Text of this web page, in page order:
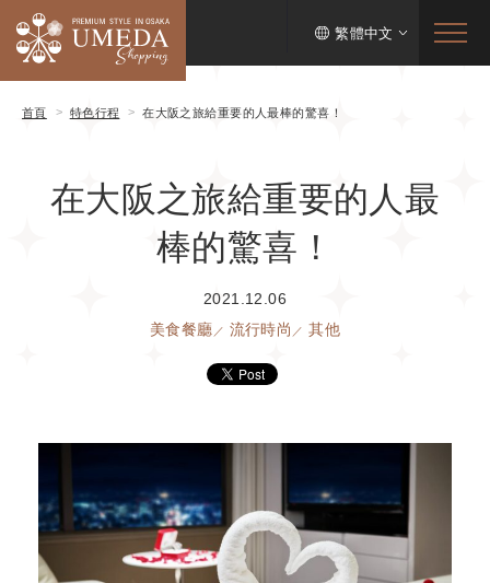
繁體中文
首頁 特色行程 在大阪之旅給重要的人最棒的驚喜！
在大阪之旅給重要的人最
棒的驚喜！
2021.12.06
美食餐廳
流行時尚 其他